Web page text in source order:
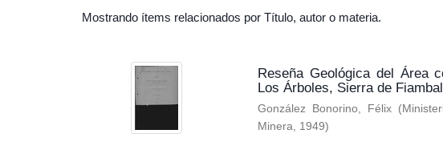
Mostrando ítems relacionados por Título, autor o materia.
Reseña Geológica del Área
Los Árboles, Sierra de
González Bonorino, Félix (
Minera, 1949)